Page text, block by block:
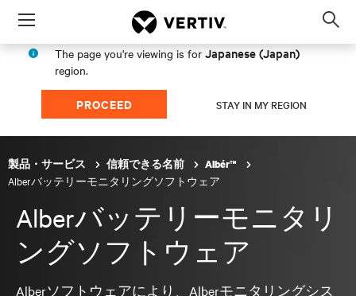
Menu
The page you're viewing is for Japanese (Japan)
region.
PROCEED STAY IN MY REGION
製品・サービス 信頼できる名前 Albér™
Alberバッテリーモニタリングソフトウェア
Alberバッテリーモニタリ
ングソフトウェア
Alberソフトウェアにより、Alberモニタリングシス